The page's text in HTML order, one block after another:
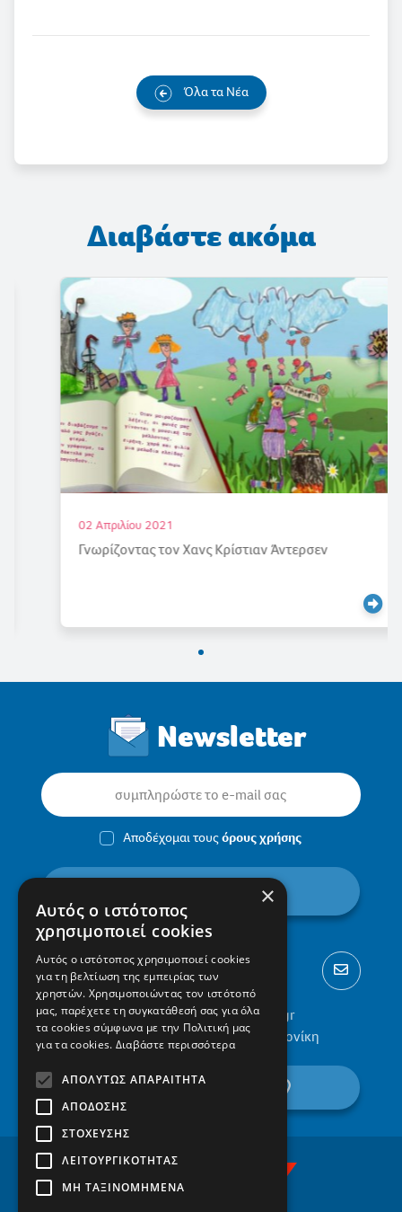
Όλα τα Νέα
Διαβάστε ακόμα
02 Απριλίου 2021
Γνωρίζοντας τον Χανς Κρίστιαν Άντερσεν
Newsletter
Αποδέχομαι τουςόρους χρήσης
2310 300002
info@protypa.gr
Ελαιώνες Πυλαίας, 555 36, Θεσσαλονίκη
βρείτε μας στον χάρτη
×
Αυτός ο ιστότοπος
χρησιμοποιεί cookies
Αυτός ο ιστότοπος χρησιμοποιεί cookies
για τη βελτίωση της εμπειρίας των
χρηστών. Χρησιμοποιώντας τον ιστότοπό
μας, παρέχετε τη συγκατάθεσή σας για όλα
τα cookies σύμφωνα με την Πολιτική μας
για τα cookies. Διαβάστε περισσότερα
ΑΠΟΛΎΤΩΣ ΑΠΑΡΑΊΤΗΤΑ
ΑΠΌΔΟΣΗΣ
ΣΤΌΧΕΥΣΗΣ
ΛΕΙΤΟΥΡΓΙΚΌΤΗΤΑΣ
ΜΗ ΤΑΞΙΝΟΜΗΜΈΝΑ